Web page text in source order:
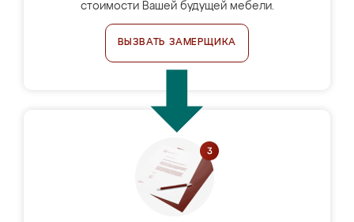
стоимости Вашей будущей мебели.
ВЫЗВАТЬ ЗАМЕРЩИКА